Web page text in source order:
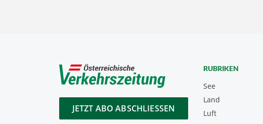
JETZT ABO ABSCHLIESSEN
RUBRIKEN
See
Land
Luft